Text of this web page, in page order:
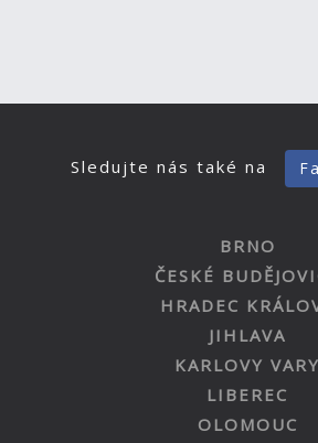
Sledujte nás také na
BRNO
ČESKÉ
HRADEC
JIHLAVA
KARLOVY VARY
LIBEREC
OLOMOUC